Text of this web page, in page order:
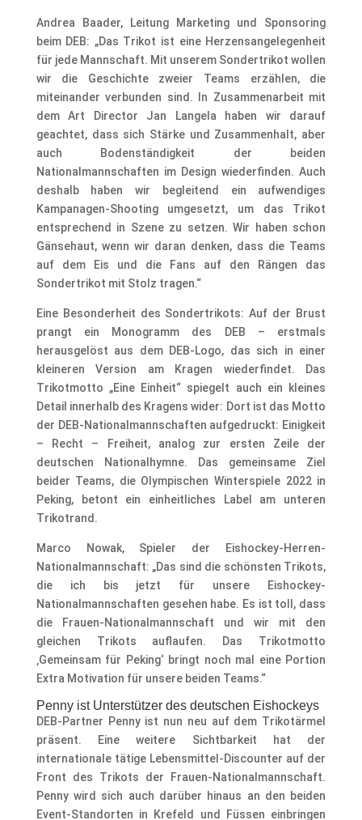
Andrea Baader, Leitung Marketing und Sponsoring
beim DEB: „Das Trikot ist eine Herzensangelegenheit
für jede Mannschaft. Mit unserem Sondertrikot wollen
wir die Geschichte zweier Teams erzählen, die
miteinander verbunden sind. In Zusammenarbeit mit
dem Art Director Jan Langela haben wir darauf
geachtet, dass sich Stärke und Zusammenhalt, aber
auch Bodenständigkeit der beiden
Nationalmannschaften im Design wiederfinden. Auch
deshalb haben wir begleitend ein aufwendiges
Kampanagen-Shooting umgesetzt, um das Trikot
entsprechend in Szene zu setzen. Wir haben schon
Gänsehaut, wenn wir daran denken, dass die Teams
auf dem Eis und die Fans auf den Rängen das
Sondertrikot mit Stolz tragen.“
Eine Besonderheit des Sondertrikots: Auf der Brust
prangt ein Monogramm des DEB – erstmals
herausgelöst aus dem DEB-Logo, das sich in einer
kleineren Version am Kragen wiederfindet. Das
Trikotmotto „Eine Einheit“ spiegelt auch ein kleines
Detail innerhalb des Kragens wider: Dort ist das Motto
der DEB-Nationalmannschaften aufgedruckt: Einigkeit
– Recht – Freiheit, analog zur ersten Zeile der
deutschen Nationalhymne. Das gemeinsame Ziel
beider Teams, die Olympischen Winterspiele 2022 in
Peking, betont ein einheitliches Label am unteren
Trikotrand.
Marco Nowak, Spieler der Eishockey-Herren-
Nationalmannschaft: „Das sind die schönsten Trikots,
die ich bis jetzt für unsere Eishockey-
Nationalmannschaften gesehen habe. Es ist toll, dass
die Frauen-Nationalmannschaft und wir mit den
gleichen Trikots auflaufen. Das Trikotmotto
‚Gemeinsam für Peking‘ bringt noch mal eine Portion
Extra Motivation für unsere beiden Teams.“
Penny ist Unterstützer des deutschen Eishockeys
DEB-Partner Penny ist nun neu auf dem Trikotärmel
präsent. Eine weitere Sichtbarkeit hat der
internationale tätige Lebensmittel-Discounter auf der
Front des Trikots der Frauen-Nationalmannschaft.
Penny wird sich auch darüber hinaus an den beiden
Event-Standorten in Krefeld und Füssen einbringen